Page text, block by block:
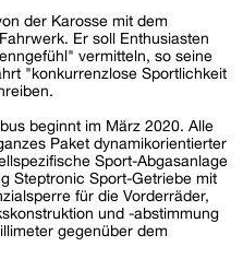
der Karosse mit dem
Er soll Enthusiasten
vermitteln, so seine
"konkurrenzlose Sportlichkeit
beginnt im März 2020. Alle
Paket dynamikorientierter
Sport-Abgasanlage
Steptronic Sport-Getriebe mit
für die Vorderräder,
und -abstimmung
gegenüber dem